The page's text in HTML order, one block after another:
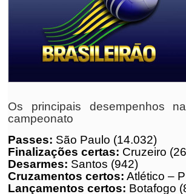
Os principais desempenhos
campeonato
Passes: São Paulo (14.032)
Finalizações certas: Cruzeiro
Desarmes: Santos (942)
Cruzamentos certos: Atlético –
Lançamentos certos: Botafogo